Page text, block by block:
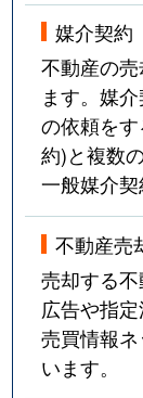
媒介契約
不動産の
ます。媒
の依頼を
約)と複数
一般媒介契
不動産売
売却する
広告や指
売買情報
います。